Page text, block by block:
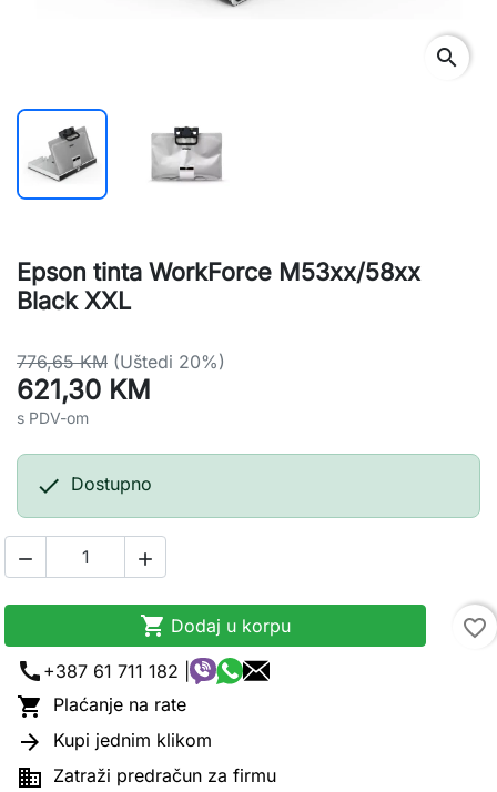
search
Epson tinta WorkForce M53xx/58xx
Black XXL
776,65 KM (Uštedi 20%)
621,30 KM
s PDV-om
 Dostupno
 
 Dodaj u korpu
favorite_border
call +387 61 711 182 |
 Plaćanje na rate
 Kupi jednim klikom
 Zatraži predračun za firmu